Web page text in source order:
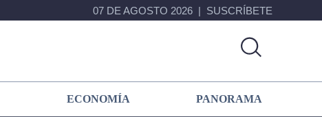
07 DE AGOSTO 2026 SUSCRÍBETE
ECONOMÍA PANORAMA